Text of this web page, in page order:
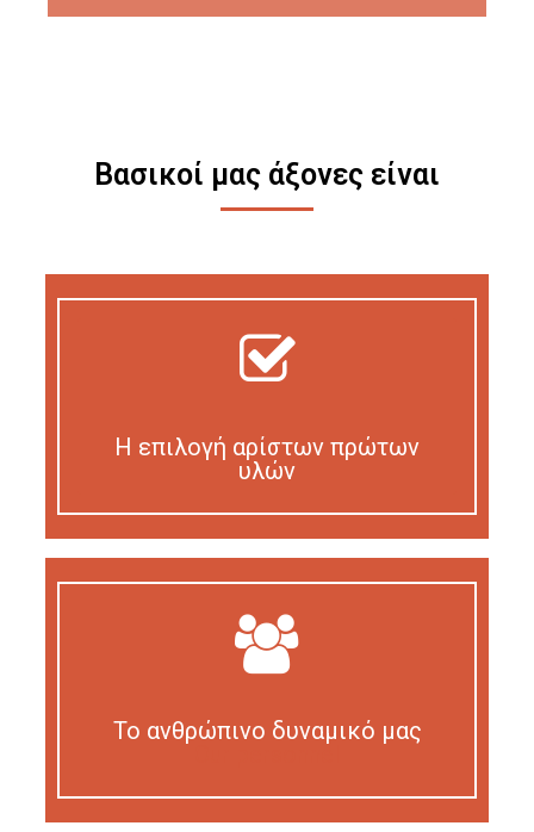
Βασικοί μας άξονες είναι
Η επιλογή αρίστων πρώτων
υλών
Το ανθρώπινο δυναμικό μας